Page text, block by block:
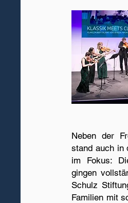
Neben der
stand auch in
im Fokus:
gingen
Schulz
Familien mit